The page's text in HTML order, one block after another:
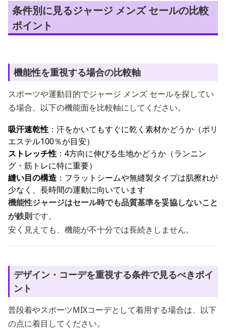
条件別に見るジャージ メンズ セールの比較
ポイント
機能性を重視する場合の比較軸
スポーツや運動目的でジャージ メンズ セールを探してい
る場合、以下の機能面を比較軸にしてください。
吸汗速乾性 ：汗をかいてもすぐに乾く素材かどうか（ポリ
エステル100％が目安）
ストレッチ性 ：4方向に伸びる生地かどうか（ランニン
グ・筋トレに特に重要）
縫い目の構造 ：フラットシームや無縫製タイプは肌擦れが
少なく、長時間の運動に向いています
機能性ジャージはセール時でも品質基準を妥協しないこと
が鉄則です。
安く見えても、機能が不十分では長続きしません。
デザイン・コーデを重視する条件で見るべきポイ
ント
普段着やスポーツMIXコーデとして着用する場合は、以下
の点に着目してください。